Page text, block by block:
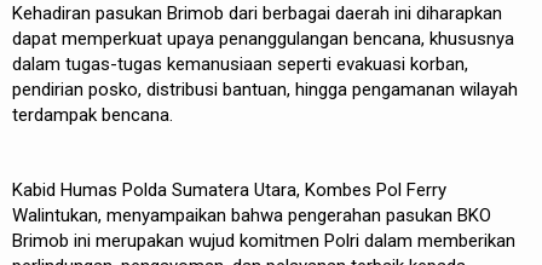
Kehadiran pasukan Brimob dari berbagai daerah ini diharapkan
dapat memperkuat upaya penanggulangan bencana, khususnya
dalam tugas-tugas kemanusiaan seperti evakuasi korban,
pendirian posko, distribusi bantuan, hingga pengamanan wilayah
terdampak bencana.
Kabid Humas Polda Sumatera Utara, Kombes Pol Ferry
Walintukan, menyampaikan bahwa pengerahan pasukan BKO
Brimob ini merupakan wujud komitmen Polri dalam memberikan